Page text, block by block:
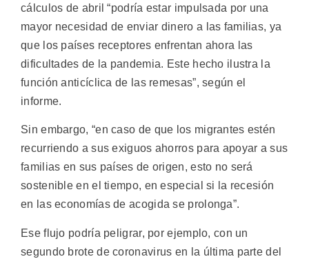
cálculos de abril “podría estar impulsada por una
mayor necesidad de enviar dinero a las familias, ya
que los países receptores enfrentan ahora las
dificultades de la pandemia. Este hecho ilustra la
función anticíclica de las remesas”, según el
informe.
Sin embargo, “en caso de que los migrantes estén
recurriendo a sus exiguos ahorros para apoyar a sus
familias en sus países de origen, esto no será
sostenible en el tiempo, en especial si la recesión
en las economías de acogida se prolonga”.
Ese flujo podría peligrar, por ejemplo, con un
segundo brote de coronavirus en la última parte del